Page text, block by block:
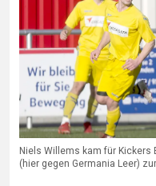
Niels Willems kam für
(hier gegen Germania Leer)